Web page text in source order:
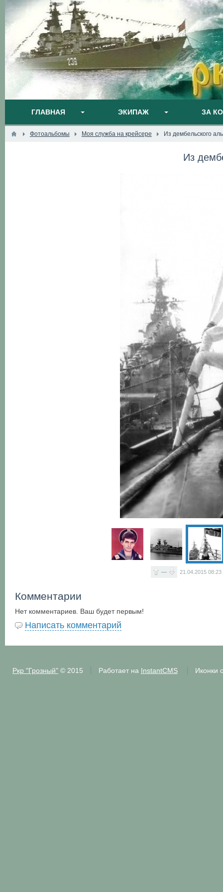
ГЛАВНАЯ ЭКИПАЖ ЗА
Фотоальбомы Моя служба на крейсере Из дембельского
Из
— 21.04.201508:23
Комментарии
Нет комментариев. Ваш будет первым!
Написать комментарий
Ркр "Грозный"© 2015 Работает на InstantCMS Иконки